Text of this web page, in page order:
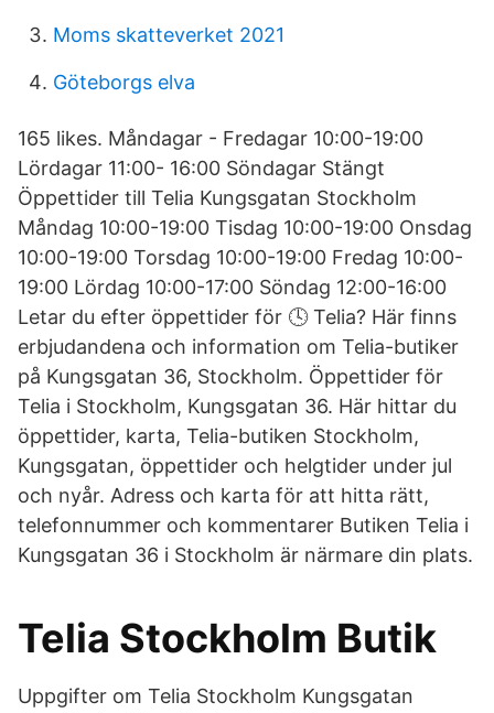
Moms skatteverket 2021
Göteborgs elva
165 likes. Måndagar - Fredagar 10:00-19:00
Lördagar 11:00- 16:00 Söndagar Stängt
Öppettider till Telia Kungsgatan Stockholm
Måndag 10:00-19:00 Tisdag 10:00-19:00 Onsdag
10:00-19:00 Torsdag 10:00-19:00 Fredag 10:00-
19:00 Lördag 10:00-17:00 Söndag 12:00-16:00
Letar du efter öppettider för 🕓 Telia? Här finns
erbjudandena och information om Telia-butiker
på Kungsgatan 36, Stockholm. Öppettider för
Telia i Stockholm, Kungsgatan 36. Här hittar du
öppettider, karta, Telia-butiken Stockholm,
Kungsgatan, öppettider och helgtider under jul
och nyår. Adress och karta för att hitta rätt,
telefonnummer och kommentarer Butiken Telia i
Kungsgatan 36 i Stockholm är närmare din plats.
Telia Stockholm Butik
Uppgifter om Telia Stockholm Kungsgatan